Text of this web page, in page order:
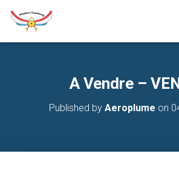
A Vendre –
Published by Aeroplume on